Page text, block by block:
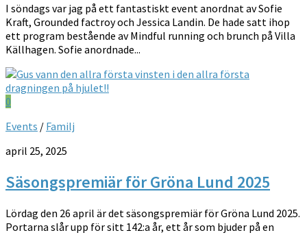
I söndags var jag på ett fantastiskt event anordnat av Sofie
Kraft, Grounded factroy och Jessica Landin. De hade satt ihop
ett program bestående av Mindful running och brunch på Villa
Källhagen. Sofie anordnade...
0
Events / Familj
april 25, 2025
Säsongspremiär för Gröna Lund 2025
Lördag den 26 april är det säsongspremiär för Gröna Lund 2025.
Portarna slår upp för sitt 142:a år, ett år som bjuder på en